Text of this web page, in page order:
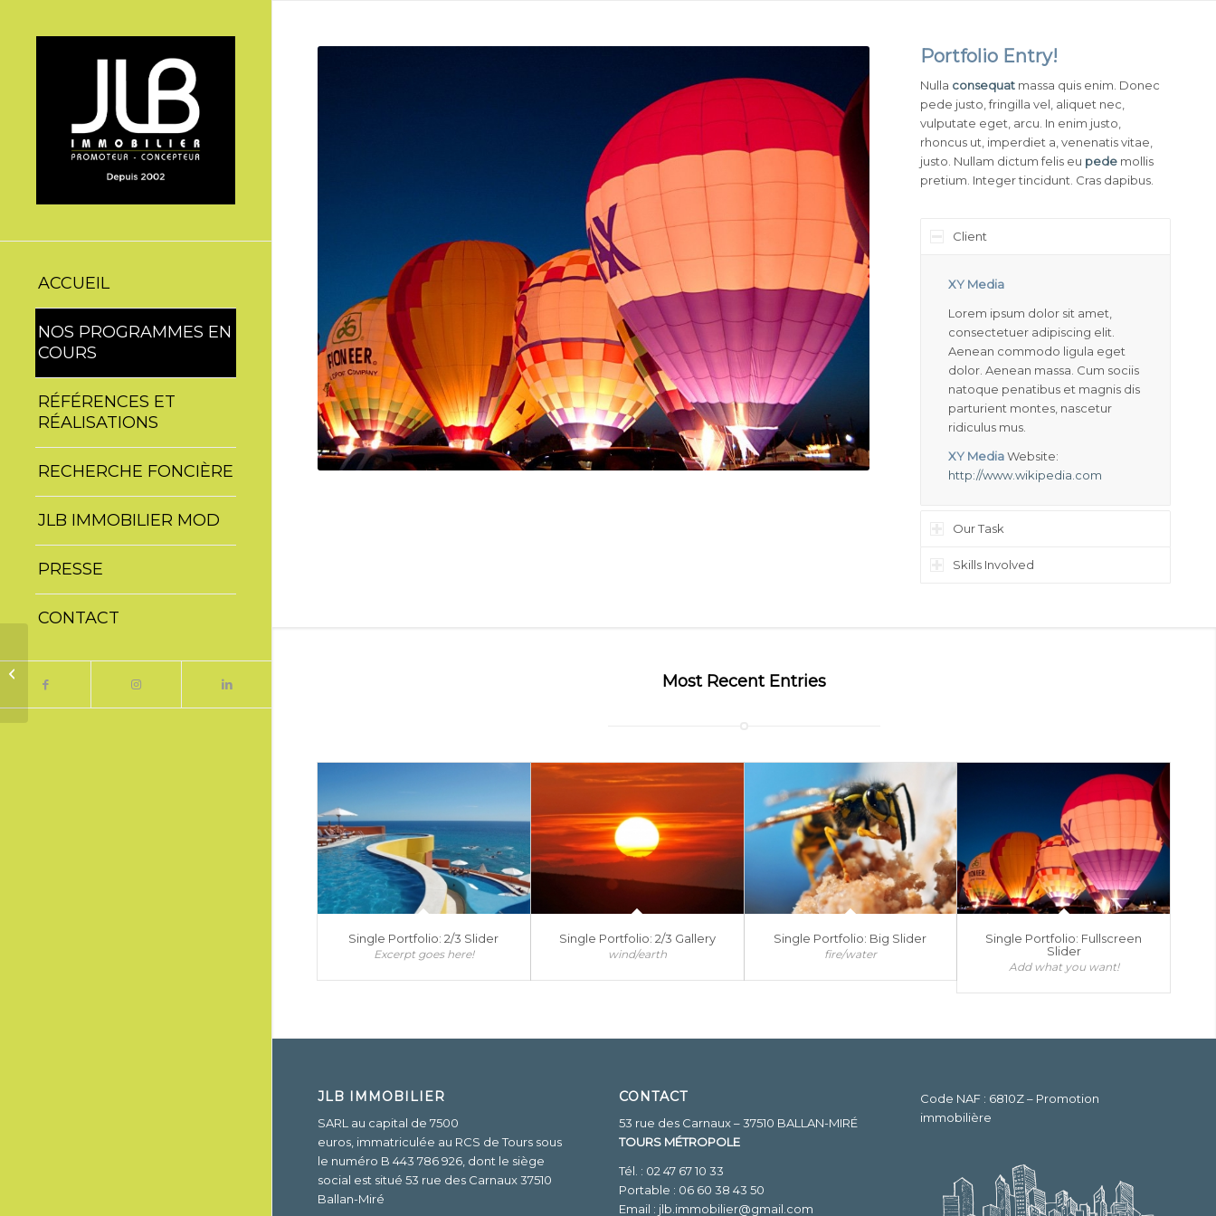
ACCUEIL
NOS PROGRAMMES EN
COURS
RÉFÉRENCES ET
RÉALISATIONS
RECHERCHE FONCIÈRE
JLB IMMOBILIER MOD
PRESSE
CONTACT
Portfolio Entry!
Nulla consequat massa quis enim. Donec
pede justo, fringilla vel, aliquet nec,
vulputate eget, arcu. In enim justo,
rhoncus ut, imperdiet a, venenatis vitae,
justo. Nullam dictum felis eu pede mollis
pretium. Integer tincidunt. Cras dapibus.
Client
XY Media
Lorem ipsum dolor sit amet,
consectetuer adipiscing elit.
Aenean commodo ligula eget
dolor. Aenean massa. Cum sociis
natoque penatibus et magnis dis
parturient montes, nascetur
ridiculus mus.
XY MediaWebsite:
http://www.wikipedia.com
Our Task
Skills Involved
Most Recent Entries
Single Portfolio: 2/3 Slider
Excerpt goes here!
Single Portfolio: 2/3 Gallery
wind/earth
Single Portfolio: Big Slider
fire/water
Single Portfolio: Fullscreen
Slider
Add what you want!
JLB IMMOBILIER
SARL au capital de 7500
euros, immatriculée au RCS de Tours sous
le numéro B 443 786 926, dont le siège
social est situé 53 rue des Carnaux 37510
Ballan-Miré
CONTACT
53 rue des Carnaux – 37510 BALLAN-MIRÉ
TOURS MÉTROPOLE
Tél. : 02 47 67 10 33
Portable : 06 60 38 43 50
Email : jlb.immobilier@gmail.com
Code NAF : 6810Z – Promotion
immobilière
Single Portfolio: 2/3
Gallery